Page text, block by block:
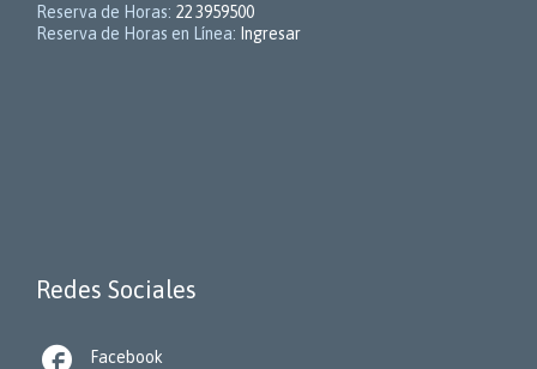
Reserva de Horas: 22 3959500
Reserva de Horas en Línea: Ingresar
Redes Sociales
 Facebook